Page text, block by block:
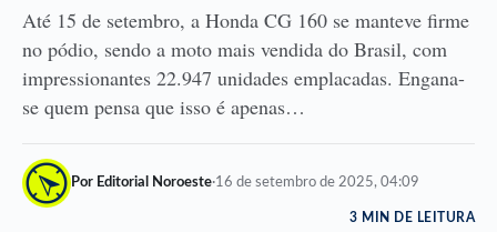
Até 15 de setembro, a Honda CG 160 se manteve firme
no pódio, sendo a moto mais vendida do Brasil, com
impressionantes 22.947 unidades emplacadas. Engana-
se quem pensa que isso é apenas…
Por Editorial Noroeste·16 de setembro de 2025, 04:09
3 MIN DE LEITURA